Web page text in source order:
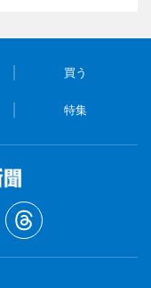
買う
特集